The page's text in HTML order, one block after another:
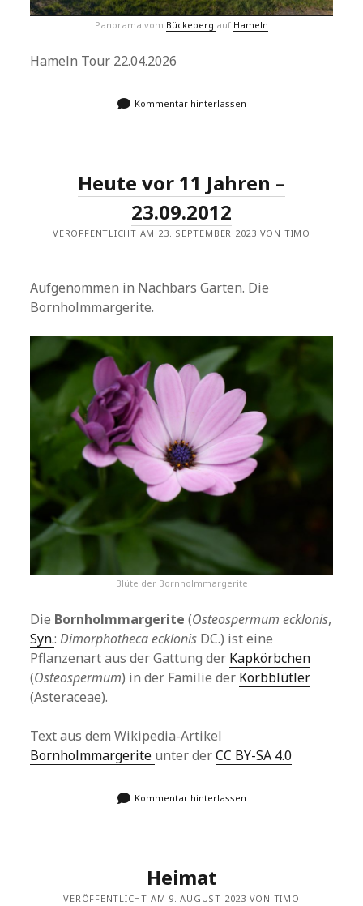
Panorama vom Bückeberg auf Hameln
Hameln Tour 22.04.2026
Kommentar hinterlassen
Heute vor 11 Jahren –
23.09.2012
VERÖFFENTLICHT AM 23. SEPTEMBER 2023 VON TIMO
Aufgenommen in Nachbars Garten. Die
Bornholmmargerite.
Blüte der Bornholmmargerite
Die Bornholmmargerite (Osteospermum ecklonis,
Syn.:Dimorphotheca ecklonis DC.) ist eine
Pflanzenart aus der Gattung der Kapkörbchen
(Osteospermum) in der Familie der Korbblütler
(Asteraceae).
Text aus dem Wikipedia-Artikel
Bornholmmargerite unter derCC BY-SA 4.0
Kommentar hinterlassen
Heimat
VERÖFFENTLICHT AM 9. AUGUST 2023 VON TIMO